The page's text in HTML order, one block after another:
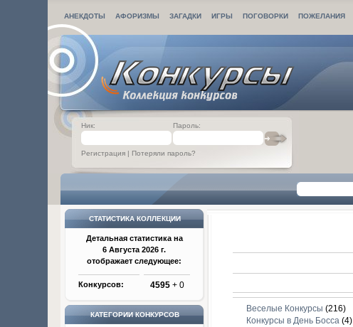
АНЕКДОТЫ АФОРИЗМЫ ЗАГАДКИ ИГРЫ ПОГОВОРКИ ПОЖЕЛАНИЯ
Ник: Пароль:
Регистрация | Потеряли пароль?
СТАТИСТИКА КОЛЛЕКЦИИ
Детальная статистика на
6 Августа 2026 г.
отображает следующее:
Конкурсов: 4595 + 0
КАТЕГОРИИ КОНКУРСОВ
Веселые Конкурсы (216)
Конкурсы в День Босса(4)